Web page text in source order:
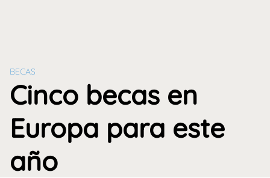
BECAS
Cinco becas en
Europa para este
año